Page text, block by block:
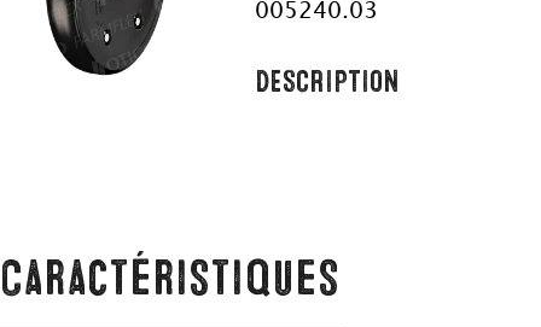
005240.03
DESCRIPTION
Caractéristiques